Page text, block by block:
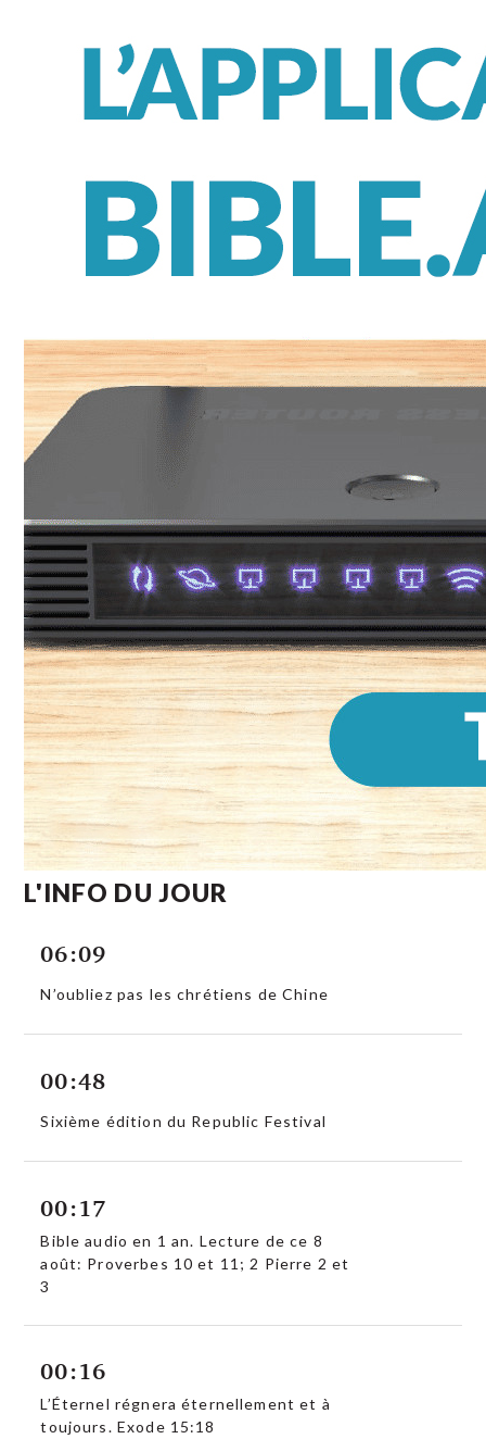
L'INFO DU JOUR
06:09
N’oubliez pas les chrétiens de Chine
00:48
Sixième édition du Republic Festival
00:17
Bible audio en 1 an. Lecture de ce 8
août: Proverbes 10 et 11; 2 Pierre 2 et
3
00:16
L’Éternel régnera éternellement et à
toujours. Exode 15:18